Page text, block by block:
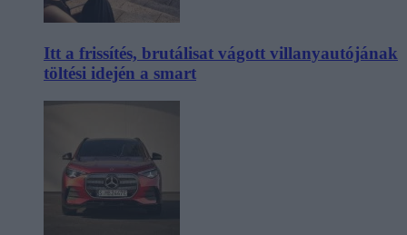
Itt a frissítés, brutálisat vágott villanyautójának
töltési idején a smart